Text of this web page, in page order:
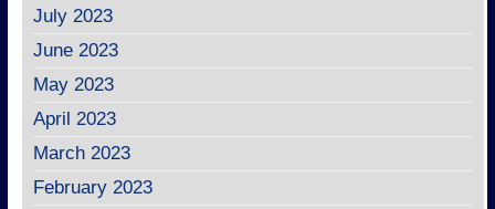
July 2023
June 2023
May 2023
April 2023
March 2023
February 2023